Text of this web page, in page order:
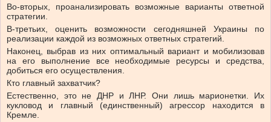
Во-вторых, проанализировать возможные варианты ответной
стратегии.
В-третьих, оценить возможности сегодняшней Украины по
реализации каждой из возможных ответных стратегий.
Наконец, выбрав из них оптимальный вариант и мобилизовав
на его выполнение все необходимые ресурсы и средства,
добиться его осуществления.
Кто главный захватчик?
Естественно, это не ДНР и ЛНР. Они лишь марионетки. Их
кукловод и главный (единственный) агрессор находится в
Кремле.